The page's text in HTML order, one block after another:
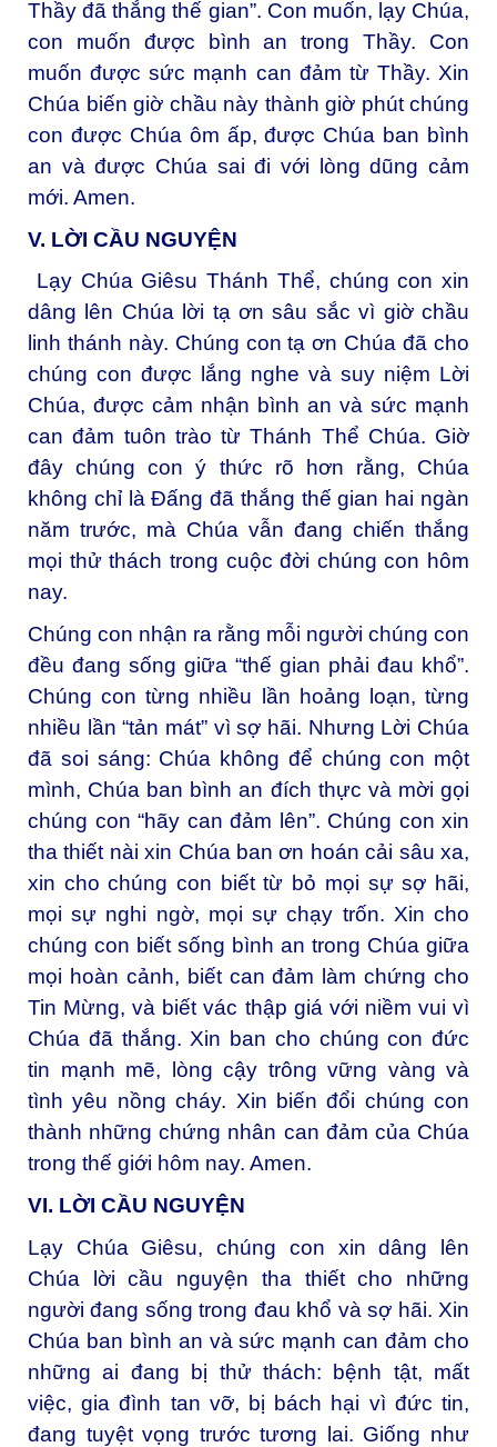
Thầy đã thắng thế gian”. Con muốn, lạy Chúa,
con muốn được bình an trong Thầy. Con
muốn được sức mạnh can đảm từ Thầy. Xin
Chúa biến giờ chầu này thành giờ phút chúng
con được Chúa ôm ấp, được Chúa ban bình
an và được Chúa sai đi với lòng dũng cảm
mới. Amen.
V. LỜI CẦU NGUYỆN
Lạy Chúa Giêsu Thánh Thể, chúng con xin
dâng lên Chúa lời tạ ơn sâu sắc vì giờ chầu
linh thánh này. Chúng con tạ ơn Chúa đã cho
chúng con được lắng nghe và suy niệm Lời
Chúa, được cảm nhận bình an và sức mạnh
can đảm tuôn trào từ Thánh Thể Chúa. Giờ
đây chúng con ý thức rõ hơn rằng, Chúa
không chỉ là Đấng đã thắng thế gian hai ngàn
năm trước, mà Chúa vẫn đang chiến thắng
mọi thử thách trong cuộc đời chúng con hôm
nay.
Chúng con nhận ra rằng mỗi người chúng con
đều đang sống giữa “thế gian phải đau khổ”.
Chúng con từng nhiều lần hoảng loạn, từng
nhiều lần “tản mát” vì sợ hãi. Nhưng Lời Chúa
đã soi sáng: Chúa không để chúng con một
mình, Chúa ban bình an đích thực và mời gọi
chúng con “hãy can đảm lên”. Chúng con xin
tha thiết nài xin Chúa ban ơn hoán cải sâu xa,
xin cho chúng con biết từ bỏ mọi sự sợ hãi,
mọi sự nghi ngờ, mọi sự chạy trốn. Xin cho
chúng con biết sống bình an trong Chúa giữa
mọi hoàn cảnh, biết can đảm làm chứng cho
Tin Mừng, và biết vác thập giá với niềm vui vì
Chúa đã thắng. Xin ban cho chúng con đức
tin mạnh mẽ, lòng cậy trông vững vàng và
tình yêu nồng cháy. Xin biến đổi chúng con
thành những chứng nhân can đảm của Chúa
trong thế giới hôm nay. Amen.
VI. LỜI CẦU NGUYỆN
Lạy Chúa Giêsu, chúng con xin dâng lên
Chúa lời cầu nguyện tha thiết cho những
người đang sống trong đau khổ và sợ hãi. Xin
Chúa ban bình an và sức mạnh can đảm cho
những ai đang bị thử thách: bệnh tật, mất
việc, gia đình tan vỡ, bị bách hại vì đức tin,
đang tuyệt vọng trước tương lai. Giống như